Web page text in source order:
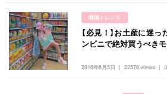
運営会社
利用規約
プライバシーポリシー
オルチャンメイク twice 人気
韓国ドラマ カフェ かわいい
韓国トレンド
2016年6月5日 22576 views
【必見！】お土産に迷
ンビニで絶対買うべき